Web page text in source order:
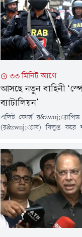
৩৩ মিনিট আগে
আসছে নতুন বাহিনী
ব্যাটালিয়ন’
এলিট ফোর্স র&zwnj;্যাপিড
(র&zwnj;্যাব) বিলুপ্ত করে
নিয়েছে সরকার। এ লক্ষ্যে
ব্যাটালিয়ন (এসআরবি)
জনমত যাচাইয়ের জন্য স্বরাষ্ট্র
প্রকাশ করা হয়েছে।খসড়ায়
কাঠামোকে আইনি ভিত্তি
অধীনে একটি বিশেষায়িত